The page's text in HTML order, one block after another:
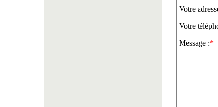
Votre
Votre
Message :*